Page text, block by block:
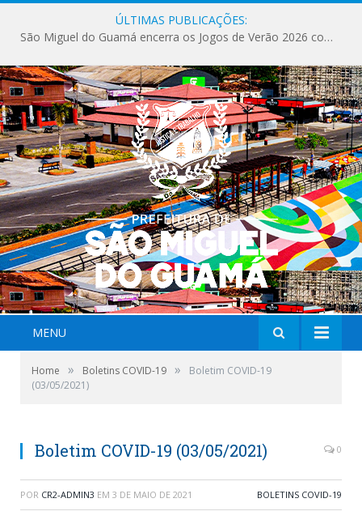
ÚLTIMAS PUBLICAÇÕES:
São Miguel do Guamá encerra os Jogos de Verão 2026 com sucesso de público e competições.
MENU
Home » Boletins COVID-19 »
Boletim COVID-19
(03/05/2021)
Boletim COVID-19 (03/05/2021) 0
POR CR2-ADMIN3 EM 3 DE MAIO DE 2021 BOLETINS COVID-19